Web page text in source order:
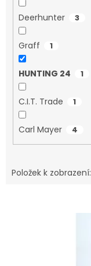
Deerhunter 3
Graff 1
HUNTING 24 1
C.I.T. Trade 1
Carl Mayer 4
Položek k zobrazení: